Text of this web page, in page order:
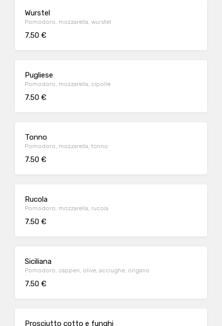
Wurstel
Pomodoro, mozzarella, wurstel
7.50 €
Pugliese
Pomodoro, mozzarella, cipolle
7.50 €
Tonno
Pomodoro, mozzarella, tonno
7.50 €
Rucola
Pomodoro, mozzarella, rucola
7.50 €
Siciliana
Pomodoro, capperi, olive, acciughe, origano
7.50 €
Prosciutto cotto e funghi